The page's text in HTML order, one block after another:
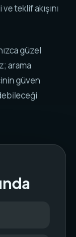
teklif akışını
güzel
arama
güven